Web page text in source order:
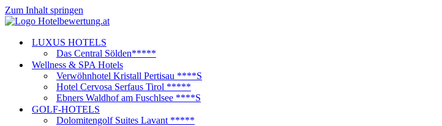
Zum Inhalt springen
LUXUS HOTELS
Das Central Sölden*****
Wellness & SPA Hotels
Verwöhnhotel Kristall Pertisau ****S
Hotel Cervosa Serfaus Tirol *****
Ebners Waldhof am Fuschlsee ****S
GOLF-HOTELS
Dolomitengolf Suites Lavant *****